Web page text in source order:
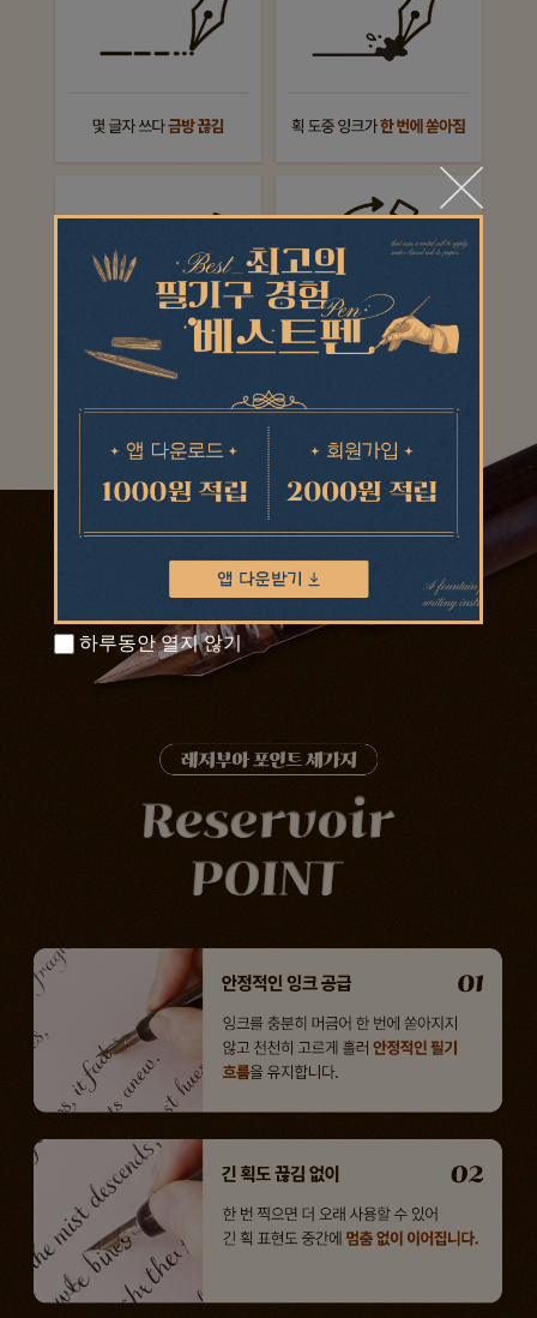
하루동안 열지 않기